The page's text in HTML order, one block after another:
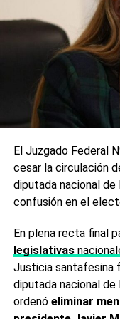
El Juzgado Federal
cesar la circulación
diputada nacional de
confusión en el
En plena recta final
legislativas
Justicia santafesina
diputada nacional de
ordenóeliminar